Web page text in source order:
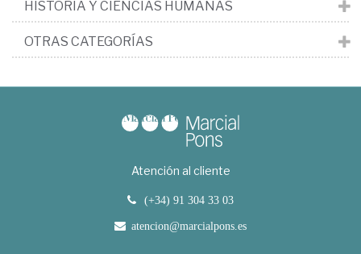
HISTORIA Y CIENCIAS HUMANAS
OTRAS CATEGORÍAS
Atención al cliente
(+34) 91 304 33 03
atencion@marcialpons.es